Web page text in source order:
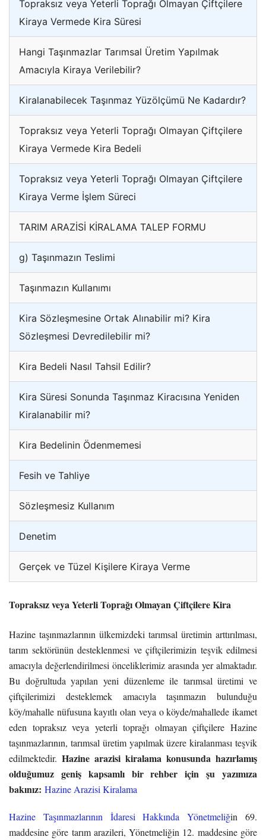
Topraksız veya Yeterli Toprağı Olmayan Çiftçilere
Kiraya Vermede Kira Süresi
Hangi Taşınmazlar Tarımsal Üretim Yapılmak
Amacıyla Kiraya Verilebilir?
Kiralanabilecek Taşınmaz Yüzölçümü Ne Kadardır?
Topraksız veya Yeterli Toprağı Olmayan Çiftçilere
Kiraya Vermede Kira Bedeli
Topraksız veya Yeterli Toprağı Olmayan Çiftçilere
Kiraya Verme İşlem Süreci
TARIM ARAZİSİ KİRALAMA TALEP FORMU
g) Taşınmazın Teslimi
Taşınmazın Kullanımı
Kira Sözleşmesine Ortak Alınabilir mi? Kira
Sözleşmesi Devredilebilir mi?
Kira Bedeli Nasıl Tahsil Edilir?
Kira Süresi Sonunda Taşınmaz Kiracısına Yeniden
Kiralanabilir mi?
Kira Bedelinin Ödenmemesi
Fesih ve Tahliye
Sözleşmesiz Kullanım
Denetim
Gerçek ve Tüzel Kişilere Kiraya Verme
Topraksız veya Yeterli Toprağı Olmayan Çiftçilere Kira
Hazine taşınmazlarının ülkemizdeki tarımsal üretimin arttırılması,
tarım sektörünün desteklenmesi ve çiftçilerimizin teşvik edilmesi
amacıyla değerlendirilmesi önceliklerimiz arasında yer almaktadır.
Bu doğrultuda yapılan yeni düzenleme ile tarımsal üretimi ve
çiftçilerimizi desteklemek amacıyla taşınmazın bulunduğu
köy/mahalle nüfusuna kayıtlı olan veya o köyde/mahallede ikamet
eden topraksız veya yeterli toprağı olmayan çiftçilere Hazine
taşınmazlarının, tarımsal üretim yapılmak üzere kiralanması teşvik
edilmektedir. Hazine arazisi kiralama konusunda hazırlamış
olduğumuz geniş kapsamlı bir rehber için şu yazımıza
bakınız: Hazine Arazisi Kiralama
Hazine Taşınmazlarının İdaresi Hakkında Yönetmeliğin 69.
maddesine göre tarım arazileri, Yönetmeliğin 12. maddesine göre